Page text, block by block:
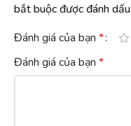
bắt buộc được đánh dấu
Đánh giá của bạn *
Đánh giá của bạn *